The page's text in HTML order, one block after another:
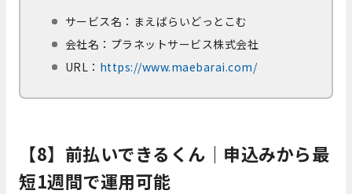
サービス名：まえばらいどっとこむ
会社名：プラネットサービス株式会社
URL： https://www.maebarai.com/
【8】前払いできるくん｜申込みから最
短1週間で運用可能